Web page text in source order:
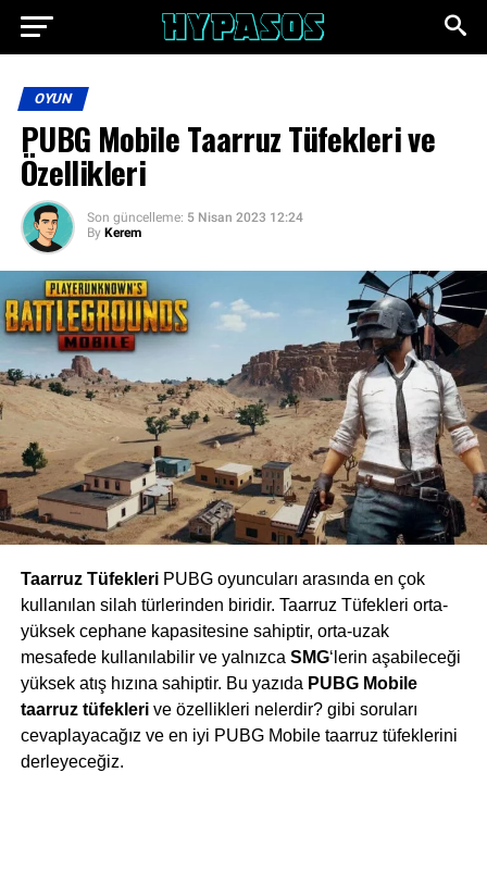
OYUN
PUBG Mobile Taarruz Tüfekleri ve
Özellikleri
Son güncelleme: 5 Nisan 2023 12:24
By Kerem
Taarruz TüfekleriPUBG oyuncuları arasında en çok
kullanılan silah türlerinden biridir. Taarruz Tüfekleri orta-
yüksek cephane kapasitesine sahiptir, orta-uzak
mesafede kullanılabilir ve yalnızca SMG‘lerin aşabileceği
yüksek atış hızına sahiptir. Bu yazıda PUBG Mobile
taarruz tüfeklerive özellikleri nelerdir? gibi soruları
cevaplayacağız ve en iyi PUBG Mobile taarruz tüfeklerini
derleyeceğiz.